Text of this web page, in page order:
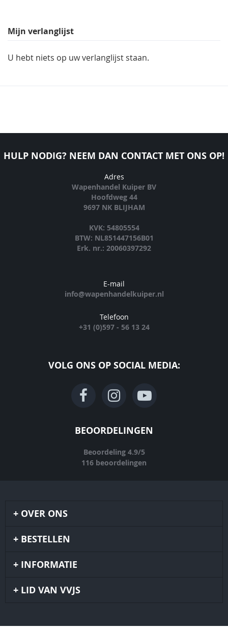
Mijn verlanglijst
U hebt niets op uw verlanglijst staan.
HULP NODIG? NEEM DAN CONTACT MET ONS OP!
Adres
Wapenhandel Kuiper BV
Hoofdweg 44
9697 NK BLIJHAM
KVK: 54805554
BTW: NL851447156B01
Erk. nr.: 20060397292
E-mail
info@wapenhandelkuiper.nl
Telefoon
+31 (0)597 - 56 13 24
VOLG ONS OP SOCIAL MEDIA:
BEOORDELINGEN
Beoordeling 4.9/5
116 beoordelingen
OVER ONS
BESTELLEN
INFORMATIE
LID VAN VVJS